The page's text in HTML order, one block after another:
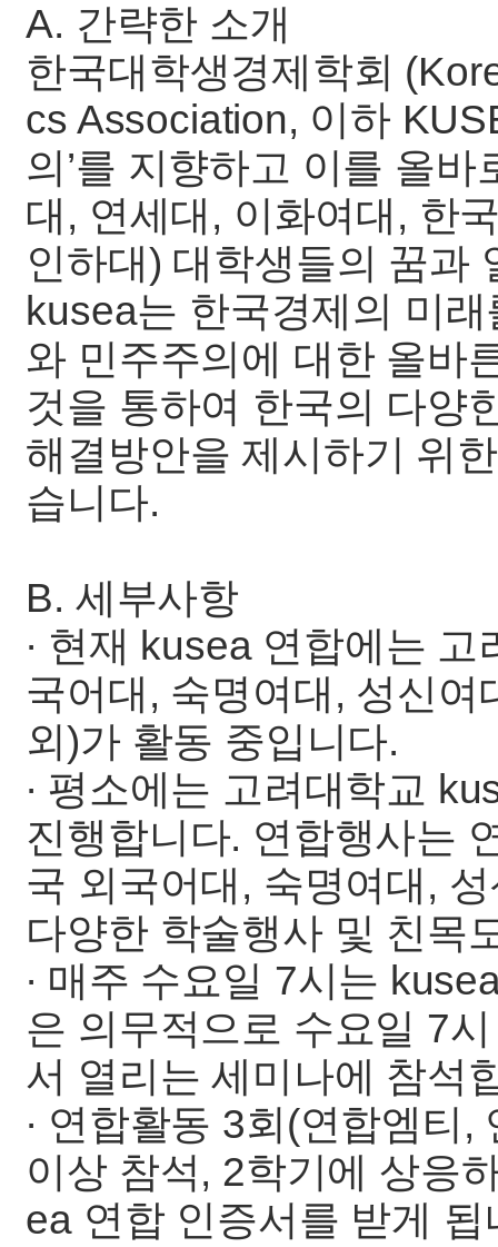
A. 간략한 소개
한국대학생경제학회
cs Association, 이하
의’를 지향하고 이를 올
대, 연세대, 이화여대, 한
인하대) 대학생들의 꿈과
kusea는 한국경제의 미
와 민주주의에 대한 올바
것을 통하여 한국의 다양
해결방안을 제시하기 위
습니다.
B. 세부사항
∙ 현재 kusea 연합에는
국어대, 숙명여대, 성신
외)가 활동 중입니다.
∙ 평소에는 고려대학교
진행합니다. 연합행사는
국 외국어대, 숙명여대,
다양한 학술행사 및 친목
∙ 매주 수요일 7시는
은 의무적으로 수요일 7
서 열리는 세미나에 참석
∙ 연합활동 3회(연합엠티
이상 참석, 2학기에 상응
ea 연합 인증서를 받게 됩